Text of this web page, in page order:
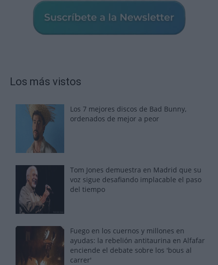
Los más vistos
Los 7 mejores discos de Bad Bunny,
ordenados de mejor a peor
Tom Jones demuestra en Madrid que su
voz sigue desafiando implacable el paso
del tiempo
Fuego en los cuernos y millones en
ayudas: la rebelión antitaurina en Alfafar
enciende el debate sobre los 'bous al
carrer'